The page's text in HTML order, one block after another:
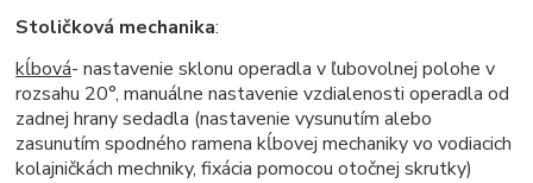
Stoličková mechanika:
kĺbová- nastavenie sklonu operadla v ľubovolnej polohe v
rozsahu 20°, manuálne nastavenie vzdialenosti operadla od
zadnej hrany sedadla (nastavenie vysunutím alebo
zasunutím spodného ramena kĺbovej mechaniky vo vodiacich
kolajničkách mechniky, fixácia pomocou otočnej skrutky)